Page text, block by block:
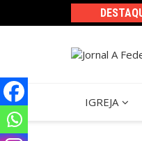
IGREJA